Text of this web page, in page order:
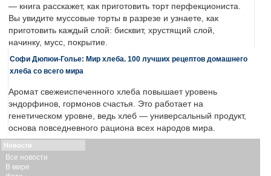
— книга расскажет, как приготовить торт перфекциониста.
Вы увидите муссовые торты в разрезе и узнаете, как
приготовить каждый слой: бисквит, хрустящий слой,
начинку, мусс, покрытие.
Софи Дюпюи-Голье: Мир хлеба. 100 лучших рецептов домашнего
хлеба со всего мира
Аромат свежеиспеченного хлеба повышает уровень
эндорфинов, гормонов счастья. Это работает на
генетическом уровне, ведь хлеб — универсальный продукт,
основа повседневного рациона всех народов мира.
Новости
Все новости
В мире